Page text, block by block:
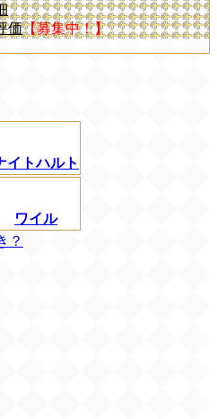
価【募集中！】
イトハルト
ワイル
？